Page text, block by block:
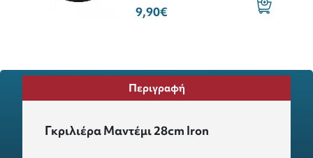
9,90€
Περιγραφή
Γκριλιέρα Μαντέμι 28cm Iron